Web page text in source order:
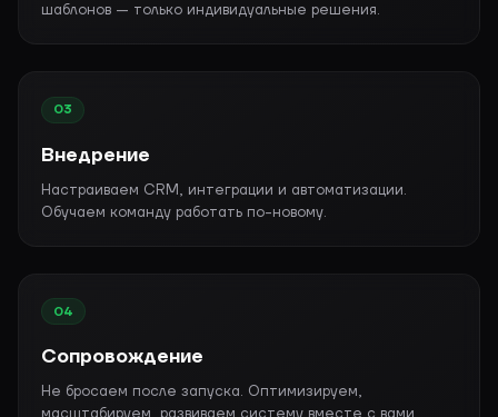
Воронка продаж
шаблонов — только индивидуальные решения.
03
Внедрение
Настраиваем CRM, интеграции и автоматизации.
Обучаем команду работать по-новому.
04
Сопровождение
Не бросаем после запуска. Оптимизируем,